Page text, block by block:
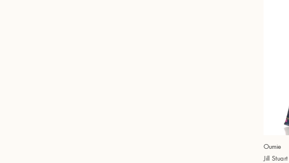
Oumie
Jill Stuart